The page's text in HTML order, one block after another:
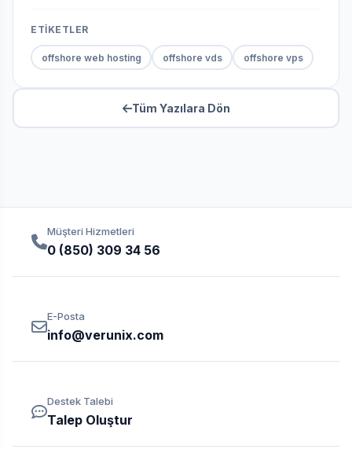
ETİKETLER
offshore web hosting offshore vds offshore vps
Tüm Yazılara Dön
Müşteri Hizmetleri
0 (850) 309 34 56
E-Posta
info@verunix.com
Destek Talebi
Talep Oluştur